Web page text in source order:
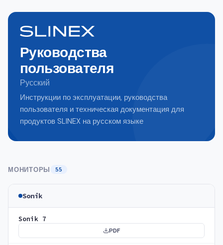
Руководства
пользователя
Русский
Инструкции по эксплуатации, руководства
пользователя и техническая документация для
продуктов SLINEX на русском языке
МОНИТОРЫ 55
Sonik
Sonik 7
PDF